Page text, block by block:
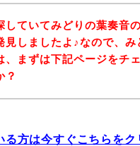
していてみどりの葉奏音
見しましたよ♪なので、
、まずは下記ページをチ
？
方は今すぐこちらをク